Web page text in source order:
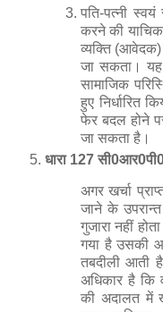
अगर खर्चा
जाने के
गुजारा नहीं
गया है उसकी
तबदीली आती
अधिकार है कि
की अदालत में
दण्ड
अधिनियम 50
अदालत हालत
सीमा न
बच्चों या माता
करता है तो
भी मद्देनजर
तलाक लिया है
पत्नी तलाक